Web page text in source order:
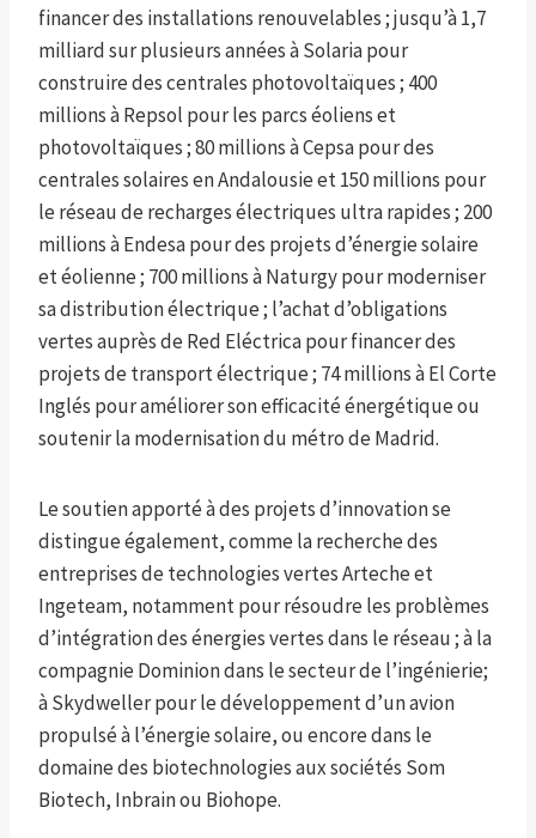
financer des installations renouvelables ; jusqu’à 1,7
milliard sur plusieurs années à Solaria pour
construire des centrales photovoltaïques ; 400
millions à Repsol pour les parcs éoliens et
photovoltaïques ; 80 millions à Cepsa pour des
centrales solaires en Andalousie et 150 millions pour
le réseau de recharges électriques ultra rapides ; 200
millions à Endesa pour des projets d’énergie solaire
et éolienne ; 700 millions à Naturgy pour moderniser
sa distribution électrique ; l’achat d’obligations
vertes auprès de Red Eléctrica pour financer des
projets de transport électrique ; 74 millions à El Corte
Inglés pour améliorer son efficacité énergétique ou
soutenir la modernisation du métro de Madrid.
Le soutien apporté à des projets d’innovation se
distingue également, comme la recherche des
entreprises de technologies vertes Arteche et
Ingeteam, notamment pour résoudre les problèmes
d’intégration des énergies vertes dans le réseau ; à la
compagnie Dominion dans le secteur de l’ingénierie;
à Skydweller pour le développement d’un avion
propulsé à l’énergie solaire, ou encore dans le
domaine des biotechnologies aux sociétés Som
Biotech, Inbrain ou Biohope.